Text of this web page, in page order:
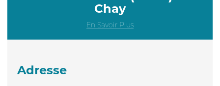
Chay
En Savoir Plus
Adresse